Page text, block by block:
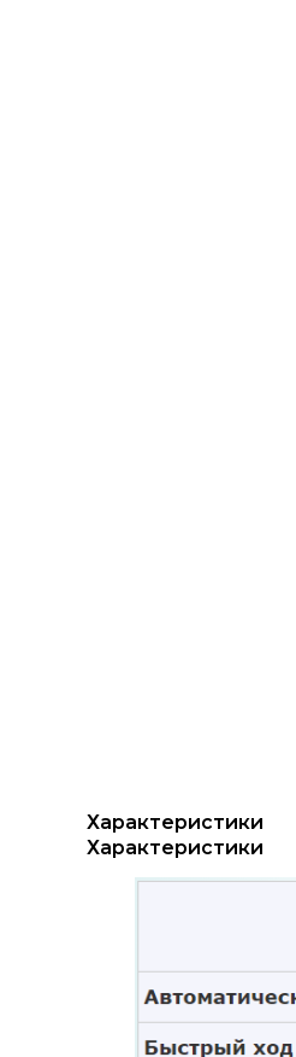
Характеристики
Характеристики